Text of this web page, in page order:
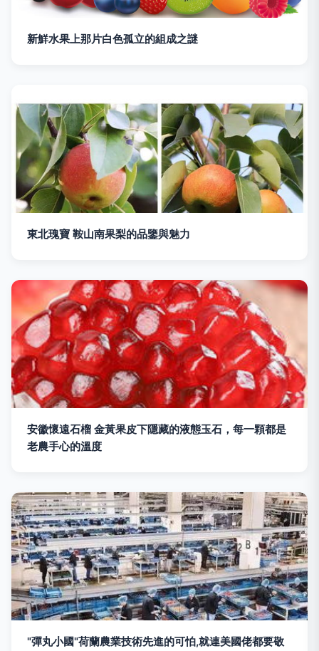
新鮮水果上那片白色孤立的組成之謎
東北瑰寶 鞍山南果梨的品鑒與魅力
安徽懷遠石榴 金黃果皮下隱藏的液態玉石，每一顆都是
老農手心的溫度
"彈丸小國"荷蘭農業技術先進的可怕,就連美國佬都要敬